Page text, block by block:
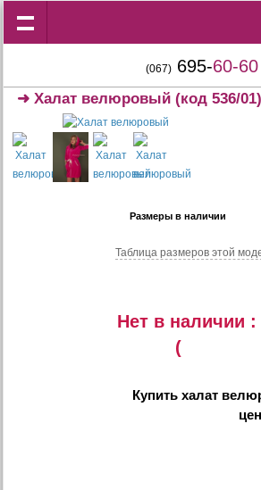
(067) 695-60-60
➜Халат велюровый (код 536/01)
Размеры в наличии
Таблица размеров этой
Нет в наличии :
(
Купить халат